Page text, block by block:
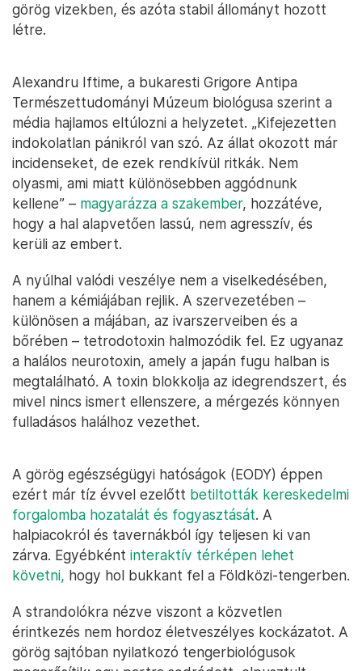
görög vizekben, és azóta stabil állományt hozott
létre.
Alexandru Iftime, a bukaresti Grigore Antipa
Természettudományi Múzeum biológusa szerint a
média hajlamos eltúlozni a helyzetet. „Kifejezetten
indokolatlan pánikról van szó. Az állat okozott már
incidenseket, de ezek rendkívül ritkák. Nem
olyasmi, ami miatt különösebben aggódnunk
kellene” – magyarázza a szakember, hozzátéve,
hogy a hal alapvetően lassú, nem agresszív, és
kerüli az embert.
A nyúlhal valódi veszélye nem a viselkedésében,
hanem a kémiájában rejlik. A szervezetében –
különösen a májában, az ivarszerveiben és a
bőrében – tetrodotoxin halmozódik fel. Ez ugyanaz
a halálos neurotoxin, amely a japán fugu halban is
megtalálható. A toxin blokkolja az idegrendszert, és
mivel nincs ismert ellenszere, a mérgezés könnyen
fulladásos halálhoz vezethet.
A görög egészségügyi hatóságok (EODY) éppen
ezért már tíz évvel ezelőtt betiltották kereskedelmi
forgalomba hozatalát és fogyasztását. A
halpiacokról és tavernákból így teljesen ki van
zárva. Egyébként interaktív térképen lehet
követni, hogy hol bukkant fel a Földközi-tengerben.
A strandolókra nézve viszont a közvetlen
érintkezés nem hordoz életveszélyes kockázatot. A
görög sajtóban nyilatkozó tengerbiológusok